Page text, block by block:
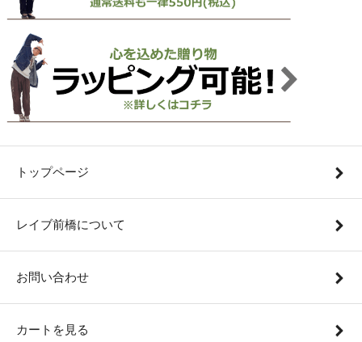
トップページ
レイブ前橋について
お問い合わせ
カートを見る